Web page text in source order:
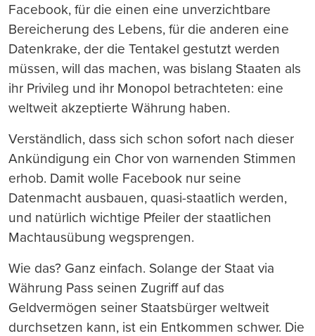
Facebook, für die einen eine unverzichtbare
Bereicherung des Lebens, für die anderen eine
Datenkrake, der die Tentakel gestutzt werden
müssen, will das machen, was bislang Staaten als
ihr Privileg und ihr Monopol betrachteten: eine
weltweit akzeptierte Währung haben.
Verständlich, dass sich schon sofort nach dieser
Ankündigung ein Chor von warnenden Stimmen
erhob. Damit wolle Facebook nur seine
Datenmacht ausbauen, quasi-staatlich werden,
und natürlich wichtige Pfeiler der staatlichen
Machtausübung wegsprengen.
Wie das? Ganz einfach. Solange der Staat via
Währung Pass seinen Zugriff auf das
Geldvermögen seiner Staatsbürger weltweit
durchsetzen kann, ist ein Entkommen schwer. Die